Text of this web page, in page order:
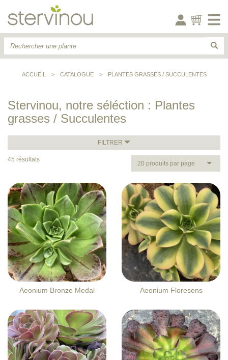
ACCUEIL > CATALOGUE > PLANTES GRASSES / SUCCULENTES
Stervinou, notre séléction : Plantes
grasses / Succulentes
FILTRER
45 résultats
20 produits par page
Aeonium Bronze Medal Aeonium Floresens